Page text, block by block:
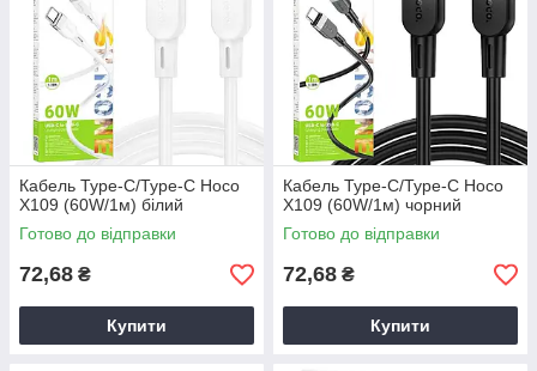
Кабель Type-C/Type-C Hoco
X109 (60W/1м) білий
Готово до відправки
72,68 ₴
Купити
Кабель Type-C/Type-C Hoco
X109 (60W/1м) чорний
Готово до відправки
72,68 ₴
Купити